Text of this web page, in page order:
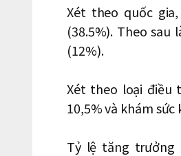
Xét theo quốc
(38.5%). Theo sau
(12%).
Xét theo loại điều
10,5% và khám
Tỷ lệ tăng trưởng